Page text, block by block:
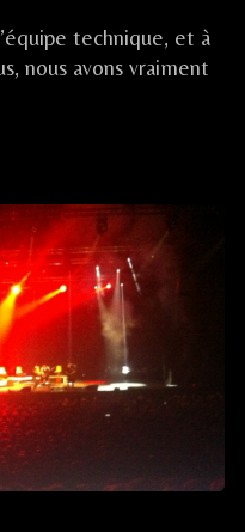
technique, et à
nous avons vraiment